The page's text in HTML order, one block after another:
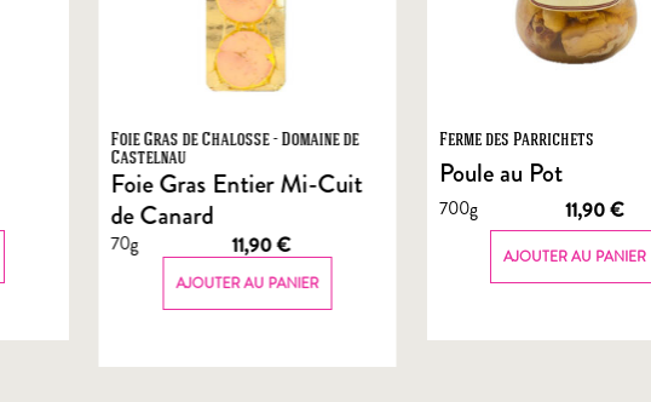
Foie Gras de Chalosse - Domaine de
Castelnau
Foie Gras Entier Mi-Cuit
de Canard
70g 11,90€
AJOUTER AU PANIER
Ferme des Parrichets
Poule au Pot
700g 11,90€
AJOUTER AU PANIER